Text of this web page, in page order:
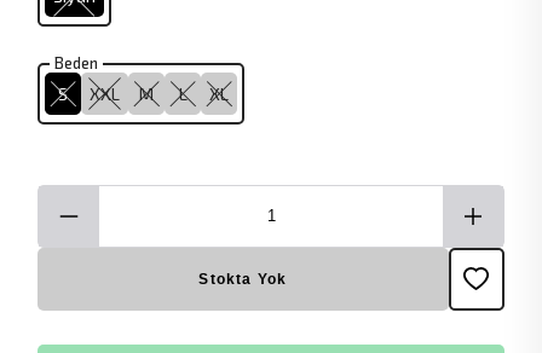
Beden
S XXL M L XL
Stokta Yok